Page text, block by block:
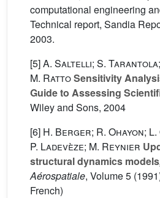
computational engineering
Technical report, Sandia
2003.
[5]A. Saltelli; S. Tarantola;
M. RattoSensitivity
Guide to Assessing
Wiley and Sons, 2004
[6] H. Berger; R. Ohayon;
P. Ladevèze; M. Reynier
structural dynamics models
Aérospatiale, Volume 5
French)